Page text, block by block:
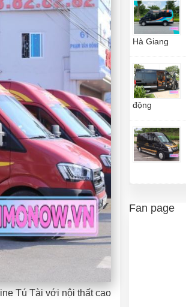
Tú Tài với nội thất cao
Hà Giang
động
Fan page